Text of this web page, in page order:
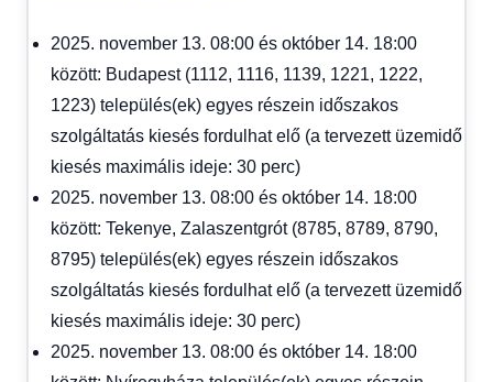
2025. november 13. 08:00 és október 14. 18:00
között: Budapest (1112, 1116, 1139, 1221, 1222,
1223) település(ek) egyes részein időszakos
szolgáltatás kiesés fordulhat elő (a tervezett üzemidő
kiesés maximális ideje: 30 perc)
2025. november 13. 08:00 és október 14. 18:00
között: Tekenye, Zalaszentgrót (8785, 8789, 8790,
8795) település(ek) egyes részein időszakos
szolgáltatás kiesés fordulhat elő (a tervezett üzemidő
kiesés maximális ideje: 30 perc)
2025. november 13. 08:00 és október 14. 18:00